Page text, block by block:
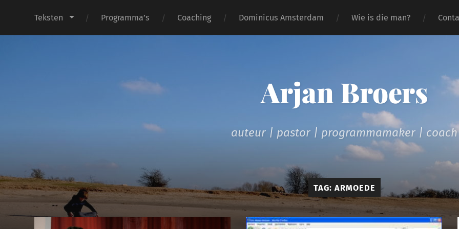
Teksten Programma’s Coaching Dominicus Amsterdam Wie is die man?
Arjan Broers
auteur | pastor | programmamaker | coach
TAG: ARMOEDE